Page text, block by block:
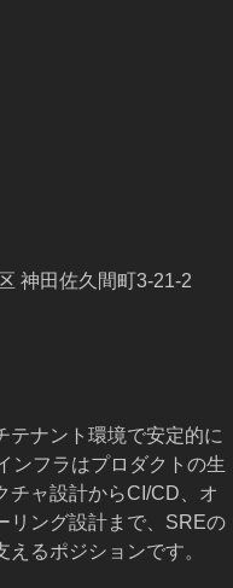
神田佐久間町3-21-2
テナント環境で安定的に
ンフラはプロダクトの生
チャ設計からCI/CD、オ
リング設計まで、SREの
るポジションです。